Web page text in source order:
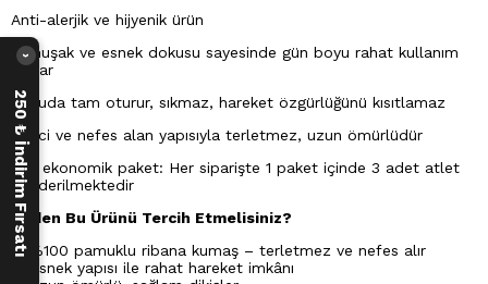
Anti-alerjik ve hijyenik ürün
Yumuşak ve esnek dokusu sayesinde gün boyu rahat kullanım
sağlar
Vücuda tam oturur, sıkmaz, hareket özgürlüğünü kısıtlamaz
Emici ve nefes alan yapısıyla terletmez, uzun ömürlüdür
3’lü ekonomik paket: Her siparişte 1 paket içinde 3 adet atlet
gönderilmektedir
Neden Bu Ürünü Tercih Etmelisiniz?
✔ %100 pamuklu ribana kumaş – terletmez ve nefes alır
✔ Esnek yapısı ile rahat hareket imkânı
250 ₺ İndirim Fırsatı
›